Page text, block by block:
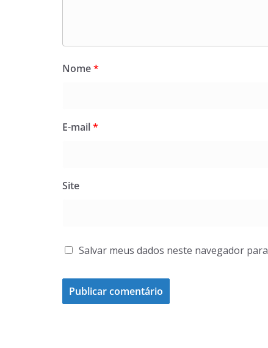
Nome*
E-mail*
Site
Salvar meus dados neste navegador